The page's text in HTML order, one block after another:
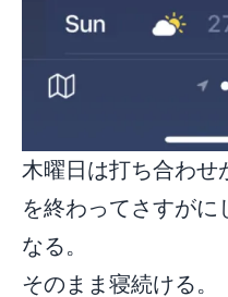
木曜日は打ち合わせ
を終わってさすがに
なる。
そのまま寝続ける。